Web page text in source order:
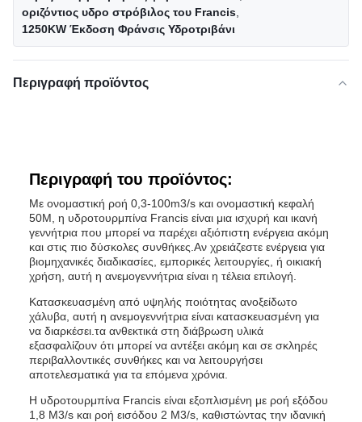
οριζόντιος υδρο στρόβιλος του Francis
1250KW Έκδοση Φράνσις Υδροτριβάνι
Περιγραφή προϊόντος
Περιγραφή του προϊόντος:
Με ονομαστική ροή 0,3-100m3/s και ονομαστική κεφαλή
50M, η υδροτουρμπίνα Francis είναι μια ισχυρή και ικανή
γεννήτρια που μπορεί να παρέχει αξιόπιστη ενέργεια ακόμη
και στις πιο δύσκολες συνθήκες.Αν χρειάζεστε ενέργεια για
βιομηχανικές διαδικασίες, εμπορικές λειτουργίες, ή οικιακή
χρήση, αυτή η ανεμογεννήτρια είναι η τέλεια επιλογή.
Κατασκευασμένη από υψηλής ποιότητας ανοξείδωτο
χάλυβα, αυτή η ανεμογεννήτρια είναι κατασκευασμένη για
να διαρκέσει.τα ανθεκτικά στη διάβρωση υλικά
εξασφαλίζουν ότι μπορεί να αντέξει ακόμη και σε σκληρές
περιβαλλοντικές συνθήκες και να λειτουργήσει
αποτελεσματικά για τα επόμενα χρόνια.
Η υδροτουρμπίνα Francis είναι εξοπλισμένη με ροή εξόδου
1,8 M3/s και ροή εισόδου 2 M3/s, καθιστώντας την ιδανική